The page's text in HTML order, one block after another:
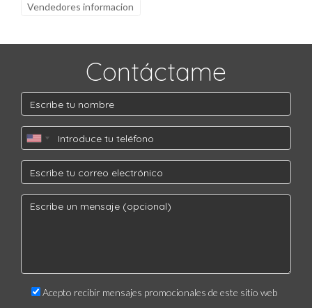
Vendedores informacion
Contáctame
Acepto recibir mensajes promocionales de este sitio web